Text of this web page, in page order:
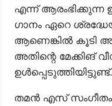
എന്ന്
ഗാനം ഏറെ
ആണെങ്കിൽ കൂടി
അതിന്റെ മേക്കിങ്
ഉൾപ്പെടുത്തിയിട്ടുണ്ട്.
തമൻ എസ്